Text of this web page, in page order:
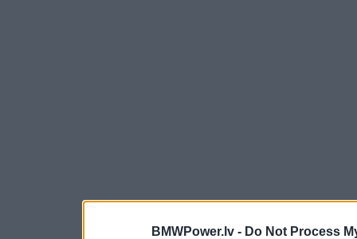
BMWPower.lv - Do Not Process